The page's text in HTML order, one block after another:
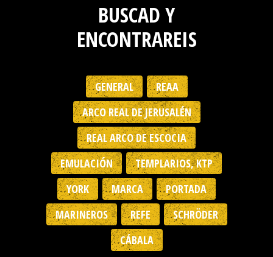
BUSCAD Y
ENCONTRAREIS
GENERAL
REAA
ARCO REAL DE JERUSALÉN
REAL ARCO DE ESCOCIA
EMULACIÓN
TEMPLARIOS, KTP
YORK
MARCA
PORTADA
MARINEROS
REFE
SCHRÖDER
CÁBALA